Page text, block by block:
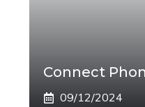
Connect
09/12/2024